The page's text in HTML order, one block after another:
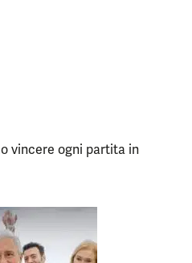
vincere ogni partita in